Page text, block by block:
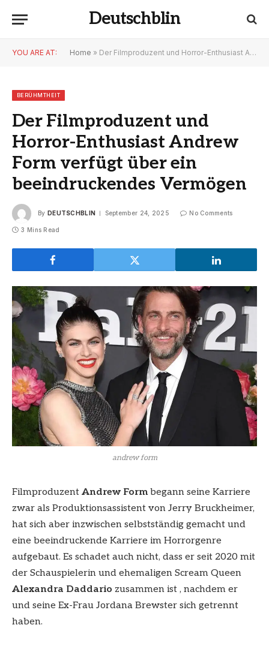
Deutschblin
YOU ARE AT: Home » Der Filmproduzent und Horror-Enthusiast Andrew Form verfügt über ein beeindruckendes Vermögen
BERÜHMTHEIT
Der Filmproduzent und
Horror-Enthusiast Andrew
Form verfügt über ein
beeindruckendes Vermögen
By DEUTSCHBLIN September 24, 2025 No Comments
3 Mins Read
andrew form
Filmproduzent Andrew Formbegann seine Karriere
zwar als Produktionsassistent von Jerry Bruckheimer,
hat sich aber inzwischen selbstständig gemacht und
eine beeindruckende Karriere im Horrorgenre
aufgebaut. Es schadet auch nicht, dass er seit 2020 mit
der Schauspielerin und ehemaligen Scream Queen
Alexandra Daddario zusammen ist , nachdem er
und seine Ex-Frau Jordana Brewster sich getrennt
haben.